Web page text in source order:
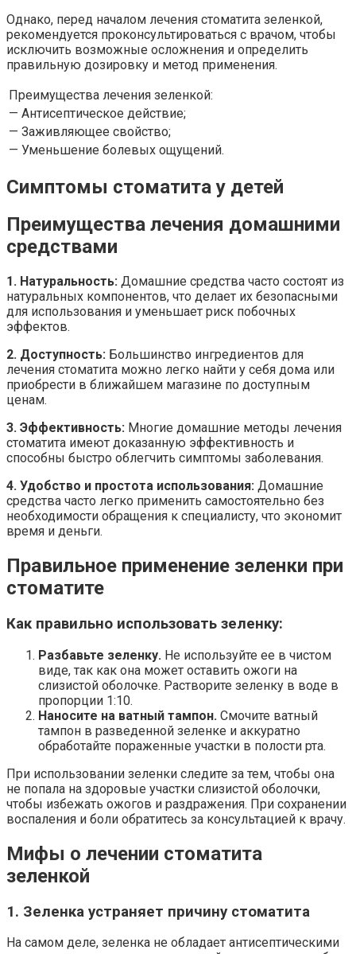
Однако, перед началом лечения стоматита зеленкой,
рекомендуется проконсультироваться с врачом, чтобы
исключить возможные осложнения и определить
правильную дозировку и метод применения.
Преимущества лечения зеленкой:
— Антисептическое действие;
— Заживляющее свойство;
— Уменьшение болевых ощущений.
Симптомы стоматита у детей
Преимущества лечения домашними
средствами
1. Натуральность: Домашние средства часто состоят из
натуральных компонентов, что делает их безопасными
для использования и уменьшает риск побочных
эффектов.
2. Доступность: Большинство ингредиентов для
лечения стоматита можно легко найти у себя дома или
приобрести в ближайшем магазине по доступным
ценам.
3. Эффективность: Многие домашние методы лечения
стоматита имеют доказанную эффективность и
способны быстро облегчить симптомы заболевания.
4. Удобство и простота использования: Домашние
средства часто легко применить самостоятельно без
необходимости обращения к специалисту, что экономит
время и деньги.
Правильное применение зеленки при
стоматите
Как правильно использовать зеленку:
Разбавьте зеленку. Не используйте ее в чистом
виде, так как она может оставить ожоги на
слизистой оболочке. Растворите зеленку в воде в
пропорции 1:10.
Наносите на ватный тампон. Смочите ватный
тампон в разведенной зеленке и аккуратно
обработайте пораженные участки в полости рта.
При использовании зеленки следите за тем, чтобы она
не попала на здоровые участки слизистой оболочки,
чтобы избежать ожогов и раздражения. При сохранении
воспаления и боли обратитесь за консультацией к врачу.
Мифы о лечении стоматита
зеленкой
1. Зеленка устраняет причину стоматита
На самом деле, зеленка не обладает антисептическими